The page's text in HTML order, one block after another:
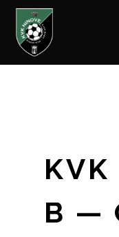
Skip
KVK
B —